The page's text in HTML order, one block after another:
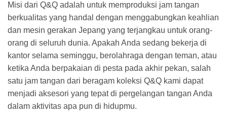
Misi dari Q&Q adalah untuk memproduksi jam tangan
berkualitas yang handal dengan menggabungkan keahlian
dan mesin gerakan Jepang yang terjangkau untuk orang-
orang di seluruh dunia. Apakah Anda sedang bekerja di
kantor selama seminggu, berolahraga dengan teman, atau
ketika Anda berpakaian di pesta pada akhir pekan, salah
satu jam tangan dari beragam koleksi Q&Q kami dapat
menjadi aksesori yang tepat di pergelangan tangan Anda
dalam aktivitas apa pun di hidupmu.